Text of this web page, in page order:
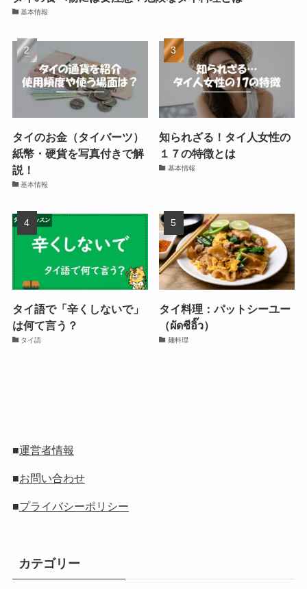
基本情報
タイのお金（タイバーツ）
紙幣・硬貨を写真付きで解
説！
基本情報
知られざる！タイ人女性の
１７の特徴とは
基本情報
タイ語で「辛くしないで」
は何て言う？
タイ語
タイ料理：パットシーユー
（ผัดซีอิ๊ว）
麺料理
■運営者情報
■お問い合わせ
■プライバシーポリシー
カテゴリー